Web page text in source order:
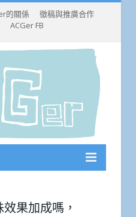
的關係
徵稿與推廣合作
ACGer FB
果加成嗎，